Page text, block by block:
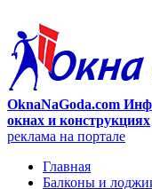
OknaNaGoda.com
окнах и конструкциях
реклама на портале
Главная
Балконы и